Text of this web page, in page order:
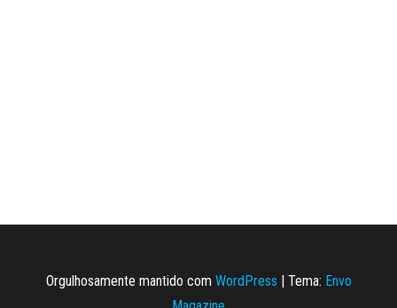
Orgulhosamente mantido com WordPress | Tema: Envo